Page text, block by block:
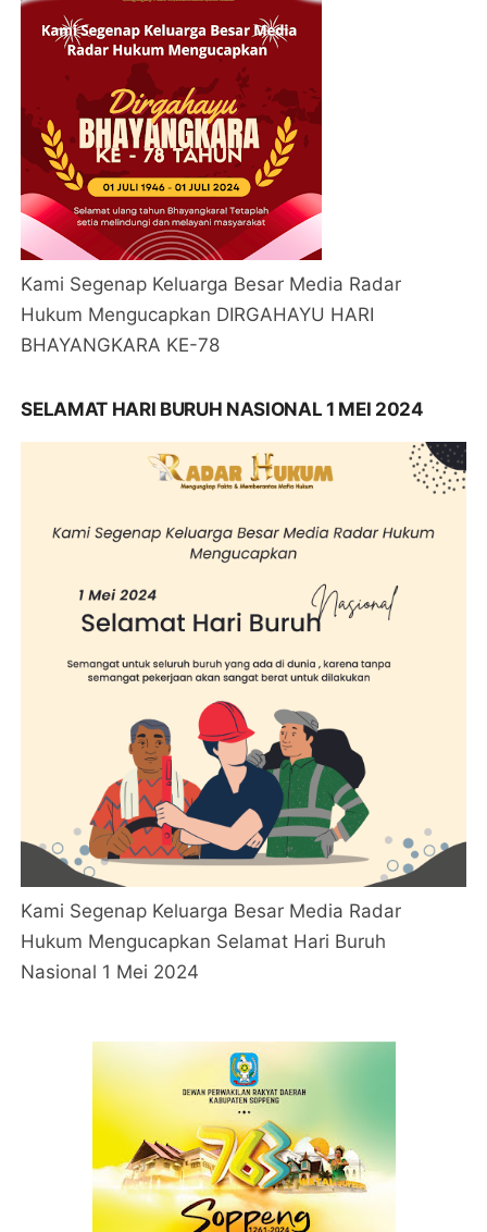
Kami Segenap Keluarga Besar Media Radar
Hukum Mengucapkan DIRGAHAYU HARI
BHAYANGKARA KE-78
SELAMAT HARI BURUH NASIONAL 1 MEI 2024
Kami Segenap Keluarga Besar Media Radar
Hukum Mengucapkan Selamat Hari Buruh
Nasional 1 Mei 2024